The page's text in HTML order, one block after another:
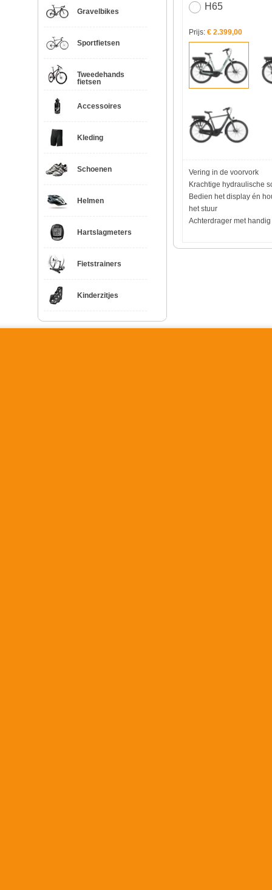
Gravelbikes
Sportfietsen
Tweedehands
fietsen
Accessoires
Kleding
Schoenen
Helmen
Hartslagmeters
Fietstrainers
Kinderzitjes
H65
Prijs: € 2.399,00
Vering in de voorvork
Krachtige hydraulische
Bedien het display én
het stuur
Achterdrager met